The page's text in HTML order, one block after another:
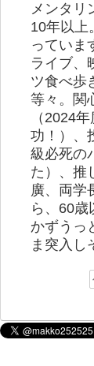
メンタリ
10年以上
っていま
ライブ、
ツ食べ歩
等々。関
（2024
功！）、
級必死の
た）、推
廣、両学
ら、60歳
かずうっ
ま突入し